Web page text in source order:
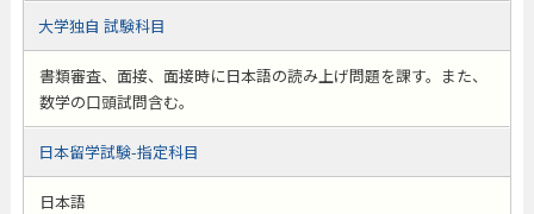
大学独自 試験科目
書類審査、面接、面接時に日本語の読み上げ問題を課す。また、
数学の口頭試問含む。
日本留学試験-指定科目
日本語